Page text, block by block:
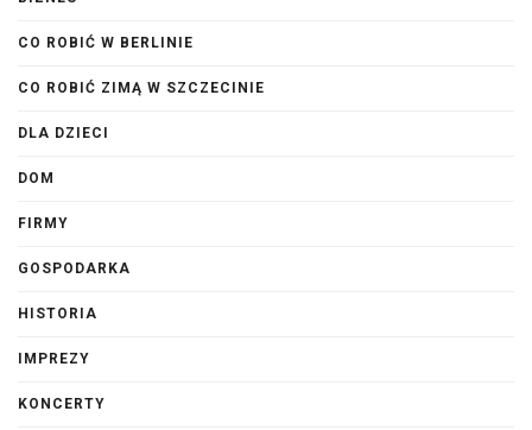
CO ROBIĆ W BERLINIE
CO ROBIĆ ZIMĄ W SZCZECINIE
DLA DZIECI
DOM
FIRMY
GOSPODARKA
HISTORIA
IMPREZY
KONCERTY